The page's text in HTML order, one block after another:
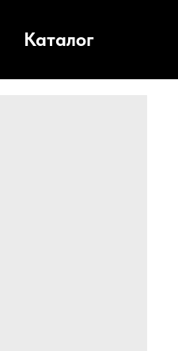
Каталог